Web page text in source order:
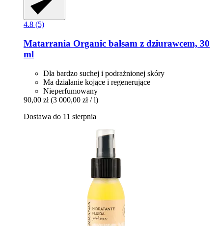
4.8 (5)
Matarrania Organic balsam z dziurawcem, 30
ml
Dla bardzo suchej i podrażnionej skóry
Ma działanie kojące i regenerujące
Nieperfumowany
90,00 zł (3 000,00 zł / l)
Dostawa do 11 sierpnia